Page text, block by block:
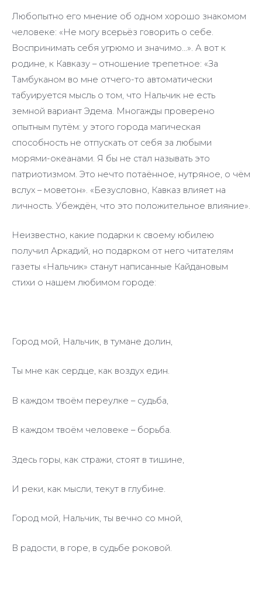
Любопытно его мнение об одном хорошо знакомом
человеке: «Не могу всерьёз говорить о себе.
Воспринимать себя угрюмо и значимо…». А вот к
родине, к Кавказу – отношение трепетное: «За
Тамбуканом во мне отчего-то автоматически
табуируется мысль о том, что Нальчик не есть
земной вариант Эдема. Многажды проверено
опытным путём: у этого города магическая
способность не отпускать от себя за любыми
морями-океанами. Я бы не стал называть это
патриотизмом. Это нечто потаённое, нутряное, о чём
вслух – моветон». «Безусловно, Кавказ влияет на
личность. Убеждён, что это положительное влияние».
Неизвестно, какие подарки к своему юбилею
получил Аркадий, но подарком от него читателям
газеты «Нальчик» станут написанные Кайдановым
стихи о нашем любимом городе:
Город мой, Нальчик, в тумане долин,
Ты мне как сердце, как воздух един.
В каждом твоём переулке – судьба,
В каждом твоём человеке – борьба.
Здесь горы, как стражи, стоят в тишине,
И реки, как мысли, текут в глубине.
Город мой, Нальчик, ты вечно со мной,
В радости, в горе, в судьбе роковой.